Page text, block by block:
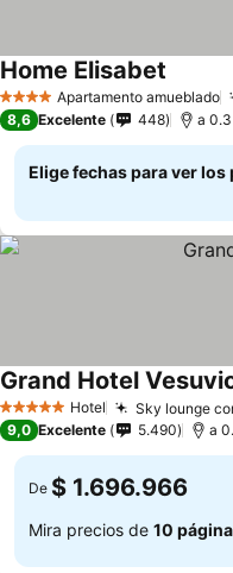
4 EstrellasApartamento amueblado
Home Elisabet
8,6 Excelente 448 a
Elige fechas para ver
5 Estrellas Hotel Sky lounge
Grand Hotel
9,0 Excelente 5.490 a
De $ 1.696.966
Mira precios de 10